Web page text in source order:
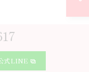
式LINE